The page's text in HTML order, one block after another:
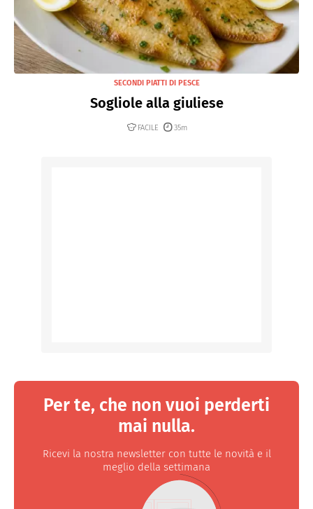
SECONDI PIATTI DI PESCE
Sogliole alla giuliese
FACILE 35m
Per te, che non vuoi perderti
mai nulla.
Ricevi la nostra newsletter con tutte le novità e il
meglio della settimana